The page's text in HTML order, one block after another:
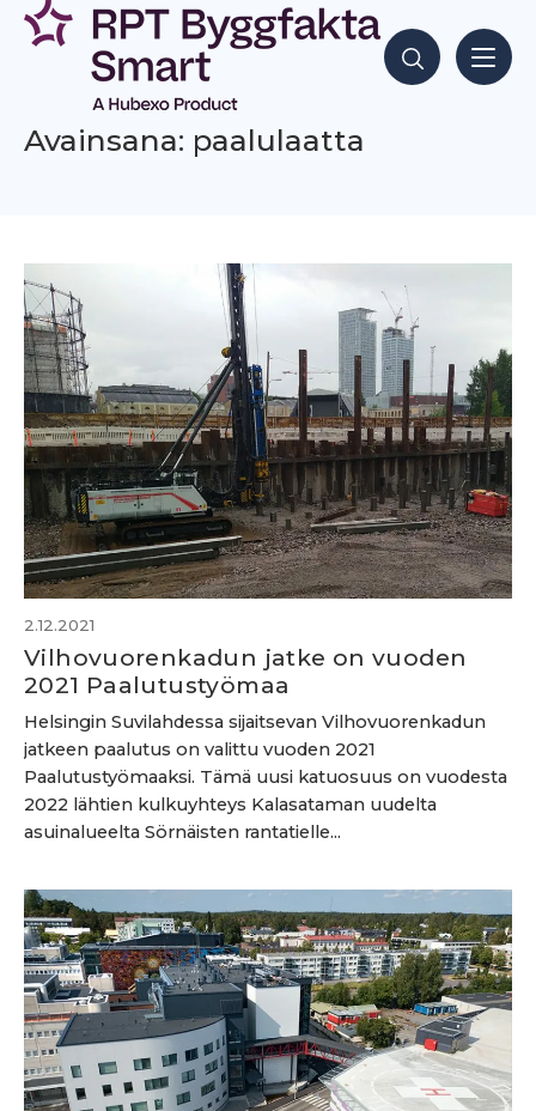
Siirry
sisältöön
Hae sisältöjä
Avainsana: paalulaatta
2.12.2021
Vilhovuorenkadun jatke on vuoden
2021 Paalutustyömaa
Helsingin Suvilahdessa sijaitsevan Vilhovuorenkadun
jatkeen paalutus on valittu vuoden 2021
Paalutustyömaaksi. Tämä uusi katuosuus on vuodesta
2022 lähtien kulkuyhteys Kalasataman uudelta
asuinalueelta Sörnäisten rantatielle...